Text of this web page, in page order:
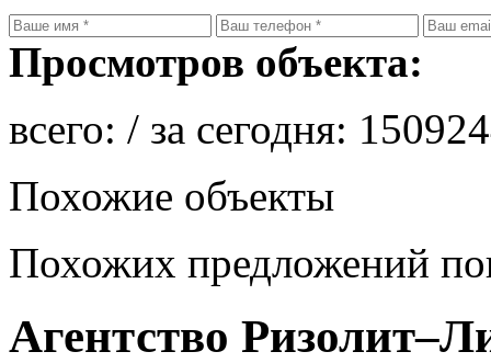
Просмотров объекта:
всего: / за сегодня:
Похожие объекты
Похожих предложений
Агентство